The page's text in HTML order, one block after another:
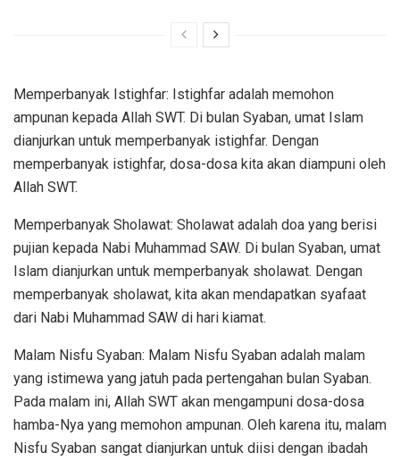
Memperbanyak Istighfar: Istighfar adalah memohon
ampunan kepada Allah SWT. Di bulan Syaban, umat Islam
dianjurkan untuk memperbanyak istighfar. Dengan
memperbanyak istighfar, dosa-dosa kita akan diampuni oleh
Allah SWT.
Memperbanyak Sholawat: Sholawat adalah doa yang berisi
pujian kepada Nabi Muhammad SAW. Di bulan Syaban, umat
Islam dianjurkan untuk memperbanyak sholawat. Dengan
memperbanyak sholawat, kita akan mendapatkan syafaat
dari Nabi Muhammad SAW di hari kiamat.
Malam Nisfu Syaban: Malam Nisfu Syaban adalah malam
yang istimewa yang jatuh pada pertengahan bulan Syaban.
Pada malam ini, Allah SWT akan mengampuni dosa-dosa
hamba-Nya yang memohon ampunan. Oleh karena itu, malam
Nisfu Syaban sangat dianjurkan untuk diisi dengan ibadah